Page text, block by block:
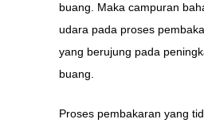
buang. Maka campuran
udara pada proses
yang berujung pada
buang.
Proses pembakaran yang